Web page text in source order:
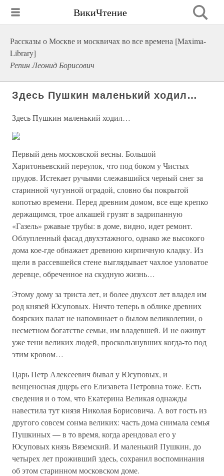
ВикиЧтение
Рассказы о Москве и москвичах во все времена [Maxima-
Library]
Репин Леонид Борисович
Здесь Пушкин маленький ходил…
Здесь Пушкин маленький ходил…
Первый день московской весны. Большой
Харитоньевский переулок, что под боком у Чистых
прудов. Истекает ручьями слежавшийся черный снег за
старинной чугунной оградой, словно бы покрытой
копотью времени. Перед древним домом, все еще крепко
держащимся, трое алкашей грузят в задрипанную
«Газель» ржавые трубы: в доме, видно, идет ремонт.
Облупленный фасад двухэтажного, однако же высокого
дома кое-где обнажает древнюю кирпичную кладку. Из
щели в рассевшейся стене выглядывает чахлое узловатое
деревце, обреченное на скудную жизнь…
Этому дому за триста лет, и более двухсот лет владел им
род князей Юсуповых. Ничто теперь в облике древних
боярских палат не напоминает о былом великолепии, о
несметном богатстве семьи, им владевшей. И не оживут
уже тени великих людей, проскользнувших когда-то под
этим кровом…
Царь Петр Алексеевич бывал у Юсуповых, и
венценосная дщерь его Елизавета Петровна тоже. Есть
сведения и о том, что Екатерина Великая однажды
навестила тут князя Николая Борисовича. А вот гость из
другого совсем сонма великих: часть дома снимала семья
Пушкиных — в то время, когда арендовал его у
Юсуповых князь Вяземский. И маленький Пушкин, до
четырех лет проживший здесь, сохранил воспоминания
об этом старинном московском доме.